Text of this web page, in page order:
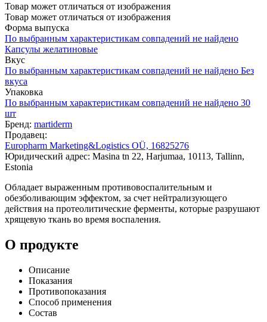
Товар может отличаться от изображения
Товар может отличаться от изображения
Форма выпуска
По выбранным характеристикам совпадений не найдено
Капсулы желатиновые
Вкус
По выбранным характеристикам совпадений не найдено Без
вкуса
Упаковка
По выбранным характеристикам совпадений не найдено 30
шт
Бренд: martiderm
Продавец:
Europharm Marketing&Logistics OÜ, 16825276
Юридический адрес: Masina tn 22, Harjumaa, 10113, Tallinn,
Estonia
Обладает выраженным противовоспалительным и
обезболивающим эффектом, за счет нейтрализующего
действия на протеолитические ферменты, которые разрушают
хрящевую ткань во время воспаления.
О продукте
Описание
Показания
Противопоказания
Способ применения
Состав